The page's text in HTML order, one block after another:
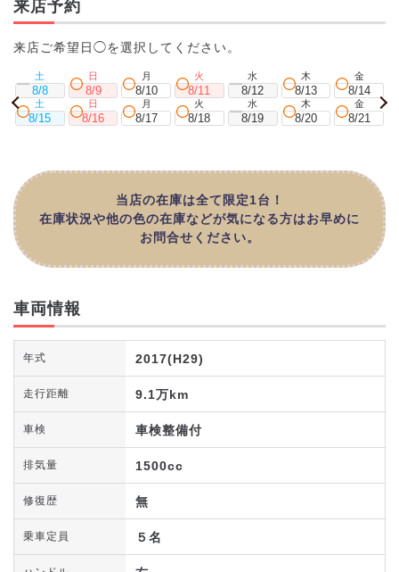
来店予約
来店ご希望日◯を選択してください。
土
8/8
日
8/9
月
8/10
火
8/11
水
8/12
木
8/13
金
8/14
土
8/15
日
8/16
月
8/17
火
8/18
水
8/19
木
8/20
金
8/21
当店の在庫は全て限定1台！
在庫状況や他の色の在庫などが気になる方はお早めに
お問合せください。
車両情報
年式 2017(H29)
走行距離 9.1万km
車検 車検整備付
排気量 1500cc
修復歴 無
乗車定員 ５名